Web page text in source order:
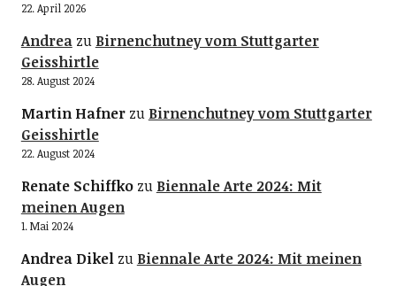
22. April 2026
Andreazu Birnenchutney vom Stuttgarter
Geisshirtle
28. August 2024
Martin Hafnerzu Birnenchutney vom Stuttgarter
Geisshirtle
22. August 2024
Renate Schiffkozu Biennale Arte 2024: Mit
meinen Augen
1. Mai 2024
Andrea Dikelzu Biennale Arte 2024: Mit meinen
Augen